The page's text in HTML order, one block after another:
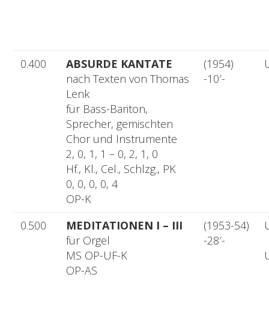
0.400
ABSURDE KANTATE
nach Texten von Thomas
Lenk
für Bass-Bariton,
Sprecher, gemischten
Chor und Instrumente
2, 0, 1, 1 – 0, 2, 1, 0
Hf., Kl., Cel., Schlzg., PK
0, 0, 0, 0, 4
OP-K
(1954)
-10′-
0.500
MEDITATIONEN I – III
für Orgel
MS OP-UF-K
OP-AS
(1953-54)
-28′-